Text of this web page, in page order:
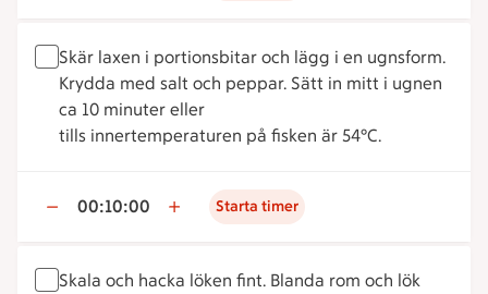
Skär laxen i portionsbitar och lägg i en ugnsform.
Krydda med salt och peppar. Sätt in mitt i ugnen
ca 10 minuter eller
tills innertemperaturen på fisken är 54°C.
00:10:00 Starta timer
Skala och hacka löken fint. Blanda rom och lök